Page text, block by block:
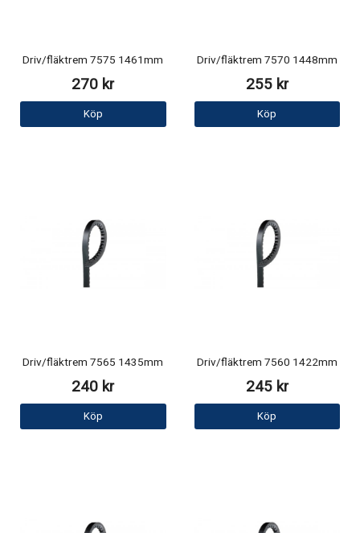
Driv/fläktrem 7575 1461mm
270 kr
Köp
Driv/fläktrem 7570 1448mm
255 kr
Köp
Driv/fläktrem 7565 1435mm
240 kr
Köp
Driv/fläktrem 7560 1422mm
245 kr
Köp